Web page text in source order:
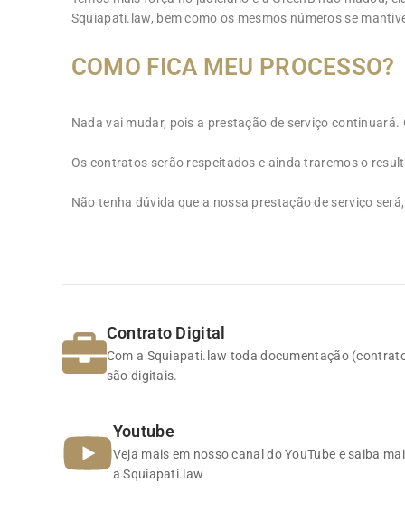
Squiapati.law, bem como os mesmos números se
COMO FICA MEU PROCESSO?
Nada vai mudar, pois a prestação de serviço
Os contratos serão respeitados e ainda traremos o
Não tenha dúvida que a nossa prestação de serviço
Contrato Digital
Com a Squiapati.law toda documentação
são digitais.
Youtube
Veja mais em nosso canal do YouTube e saiba
a Squiapati.law